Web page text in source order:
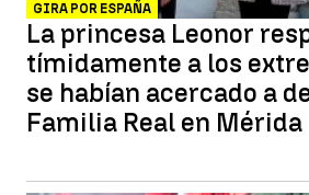
GIRA POR ESPAÑA
La princesa Leonor
tímidamente a los
se habían acercado a
Familia Real en Mérida